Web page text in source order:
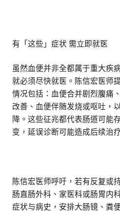
有「这些」症状 需立即就医
虽然血便并非全都属于重大疾
就必须尽快就医。陈信宏医师
情况包括：血便合并剧烈腹痛
改善、血便伴随发烧或呕吐，
降。这些征兆都代表肠道可能
变，延误诊断可能造成后续治
陈信宏医师呼吁，若有反复或
肠直肠外科、家医科或肠胃内
症状与病史，安排大肠镜、粪